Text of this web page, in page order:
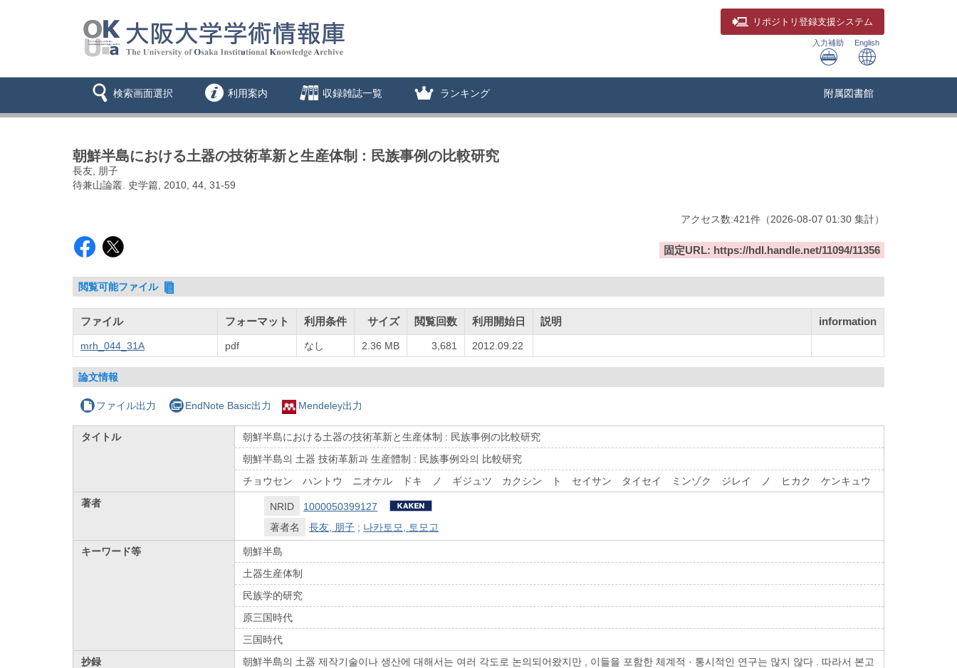
リポジトリ 登録支援システム
入力補助 English
検索画面選択 利用案内 収録雑誌一覧 ランキング 附属図書館
朝鮮半島における土器の技術革新と生産体制 : 民族事例の比較研究
長友, 朋子
待兼山論叢. 史学篇, 2010, 44, 31-59
アクセス数:421件 （2026-08-07 01:30 集計）
固定URL: https://hdl.handle.net/11094/11356
閲覧可能ファイル
ファイル フォーマット 利用条件 サイズ 閲覧回数 利用開始日 説明 information
mrh_044_31A pdf なし 2.36 MB 3,681 2012.09.22
論文情報
ファイル出力 EndNote Basic出力 Mendeley出力
タイトル
朝鮮半島における土器の技術革新と生産体制 : 民族事例の比較研究
朝鮮半島의 土器 技術革新과 生産體制 : 民族事例와의 比較研究
チョウセン ハントウ ニオケル ドキ ノ ギジュツ カクシン ト セイサン タイセイ ミンゾク ジレイ ノ ヒカク ケンキュウ
著者
NRID
1000050399127
著者名
長友, 朋子 ; 나카토모, 토모고
キーワード等
朝鮮半島
土器生産体制
民族学的研究
原三国時代
三国時代
抄録
朝鮮半島의 土器 제작기술이나 생산에 대해서는 여러 각도로 논의되어왔지만 , 이들을 포함한 체계적 · 통시적인 연구는 많지 않다 . 따라서 본고